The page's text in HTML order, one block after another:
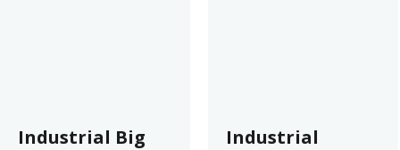
Industrial Big
Industrial